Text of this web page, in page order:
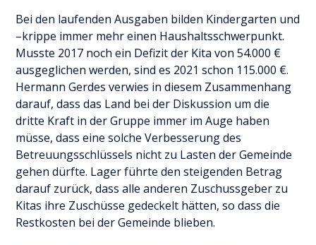
Bei den laufenden Ausgaben bilden Kindergarten und
–krippe immer mehr einen Haushaltsschwerpunkt.
Musste 2017 noch ein Defizit der Kita von 54.000 €
ausgeglichen werden, sind es 2021 schon 115.000 €.
Hermann Gerdes verwies in diesem Zusammenhang
darauf, dass das Land bei der Diskussion um die
dritte Kraft in der Gruppe immer im Auge haben
müsse, dass eine solche Verbesserung des
Betreuungsschlüssels nicht zu Lasten der Gemeinde
gehen dürfte. Lager führte den steigenden Betrag
darauf zurück, dass alle anderen Zuschussgeber zu
Kitas ihre Zuschüsse gedeckelt hätten, so dass die
Restkosten bei der Gemeinde blieben.